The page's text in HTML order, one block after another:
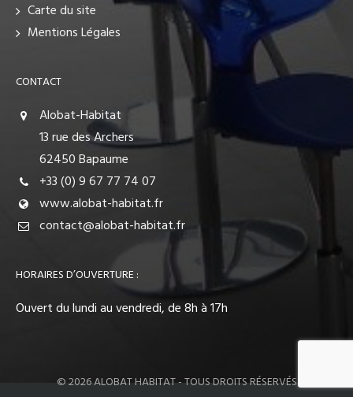
Carte du site
Mentions Légales
CONTACT
Alobat-Habitat
13 rue des Archers
62450 Bapaume
+33 (0) 9 67 77 74 07
www.alobat-habitat.fr
contact@alobat-habitat.fr
HORAIRES D’OUVERTURE :
Ouvert du lundi au vendredi, de 8h à 17h